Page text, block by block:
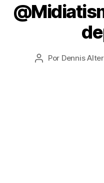
Autor
Por Dennis